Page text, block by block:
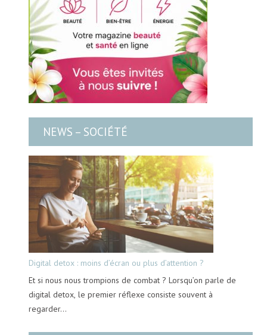
NEWS – SOCIÉTÉ
Digital detox : moins d’écran ou plus d’attention ?
Et si nous nous trompions de combat ? Lorsqu’on parle de
digital detox, le premier réflexe consiste souvent à
regarder…